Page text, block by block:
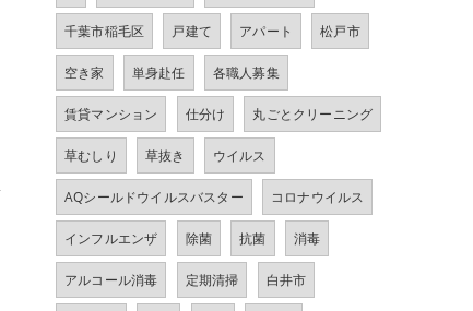
千葉市稲毛区 戸建て アパート 松戸市
空き家 単身赴任 各職人募集
賃貸マンション 仕分け 丸ごとクリーニング
草むしり 草抜き ウイルス
AQシールドウイルスバスター コロナウイルス
インフルエンザ 除菌 抗菌 消毒
アルコール消毒 定期清掃 白井市